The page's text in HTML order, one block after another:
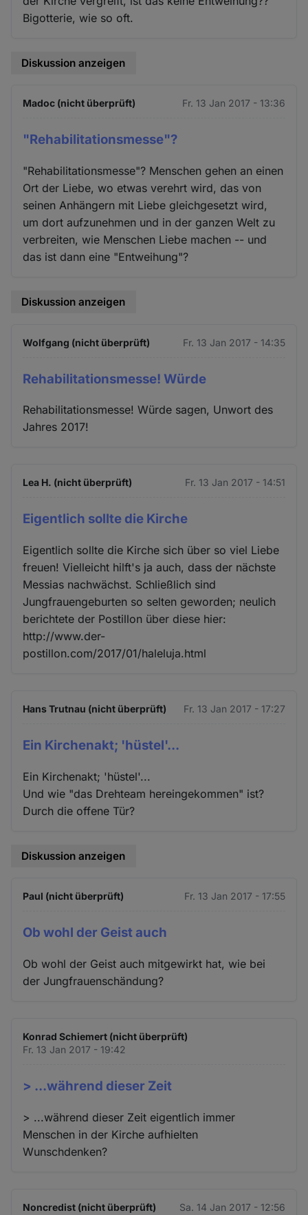
Bigotterie, wie so oft.
Diskussion anzeigen
Madoc (nicht überprüft) Fr. 13 Jan 2017 - 13:36
"Rehabilitationsmesse"?
"Rehabilitationsmesse"? Menschen gehen an einen
Ort der Liebe, wo etwas verehrt wird, das von
seinen Anhängern mit Liebe gleichgesetzt wird,
um dort aufzunehmen und in der ganzen Welt zu
verbreiten, wie Menschen Liebe machen -- und
das ist dann eine "Entweihung"?
Diskussion anzeigen
Wolfgang (nicht überprüft) Fr. 13 Jan 2017 - 14:35
Rehabilitationsmesse! Würde
Rehabilitationsmesse! Würde sagen, Unwort des
Jahres 2017!
Lea H. (nicht überprüft) Fr. 13 Jan 2017 - 14:51
Eigentlich sollte die Kirche
Eigentlich sollte die Kirche sich über so viel Liebe
freuen! Vielleicht hilft's ja auch, dass der nächste
Messias nachwächst. Schließlich sind
Jungfrauengeburten so selten geworden; neulich
berichtete der Postillon über diese hier:
http://www.der-
postillon.com/2017/01/haleluja.html
Hans Trutnau (nicht überprüft) Fr. 13 Jan 2017 - 17:27
Ein Kirchenakt; 'hüstel'...
Ein Kirchenakt; 'hüstel'...
Und wie "das Drehteam hereingekommen" ist?
Durch die offene Tür?
Diskussion anzeigen
Paul (nicht überprüft) Fr. 13 Jan 2017 - 17:55
Ob wohl der Geist auch
Ob wohl der Geist auch mitgewirkt hat, wie bei
der Jungfrauenschändung?
Konrad Schiemert (nicht überprüft)
Fr. 13 Jan 2017 - 19:42
> ...während dieser Zeit
> ...während dieser Zeit eigentlich immer
Menschen in der Kirche aufhielten
Wunschdenken?
Noncredist (nicht überprüft) Sa. 14 Jan 2017 - 12:56